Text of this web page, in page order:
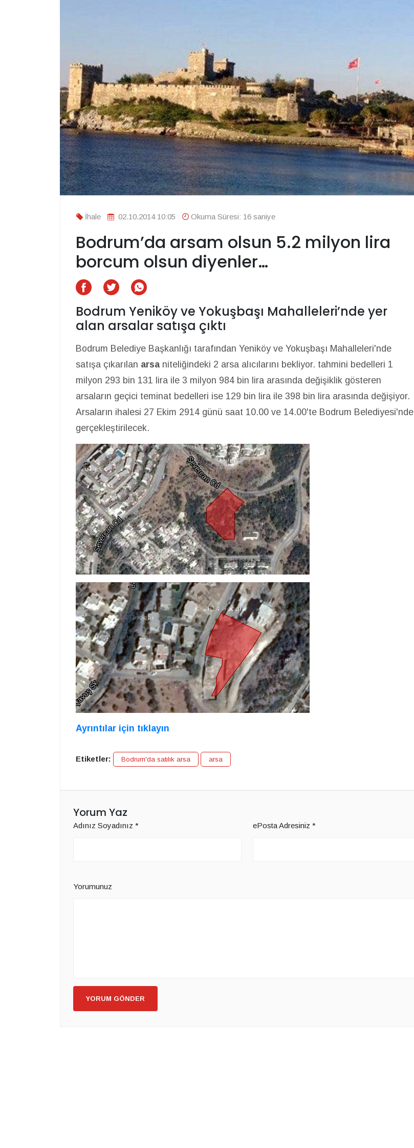
İhale 02.10.2014 10:05 Okuma Süresi: 16 saniye
Bodrum’da arsam olsun 5.2 milyon lira
borcum olsun diyenler…
Bodrum Yeniköy ve Yokuşbaşı Mahalleleri’nde yer
alan arsalar satışa çıktı
Bodrum Belediye Başkanlığı tarafından Yeniköy ve Yokuşbaşı Mahalleleri'nde
satışa çıkarılan arsa niteliğindeki 2 arsa alıcılarını bekliyor. tahmini bedelleri 1
milyon 293 bin 131 lira ile 3 milyon 984 bin lira arasında değişiklik gösteren
arsaların geçici teminat bedelleri ise 129 bin lira ile 398 bin lira arasında değişiyor.
Arsaların ihalesi 27 Ekim 2914 günü saat 10.00 ve 14.00'te Bodrum Belediyesi'nde
gerçekleştirilecek.
Ayrıntılar için tıklayın
Etiketler: Bodrum'da satılık arsa arsa
Yorum Yaz
Adınız Soyadınız * ePosta Adresiniz *
Yorumunuz
YORUM GÖNDER